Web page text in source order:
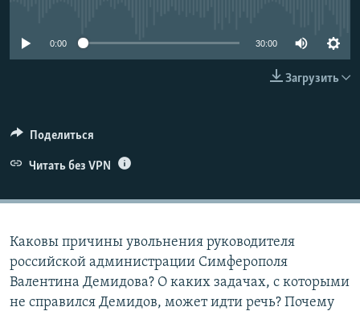
КРЫМ.НЕПОКОРЕННЫЙ
0:00 30:00
Загрузить
Поделиться
Читать без VPN
Каковы причины увольнения руководителя
российской администрации Симферополя
Валентина Демидова? О каких задачах, с которыми
не справился Демидов, может идти речь? Почему